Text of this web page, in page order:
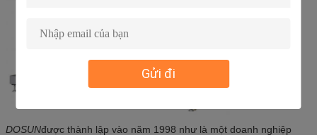
Gửi đi
DOSUNđược thành lập vào năm 1998 như là một doanh nghiệp